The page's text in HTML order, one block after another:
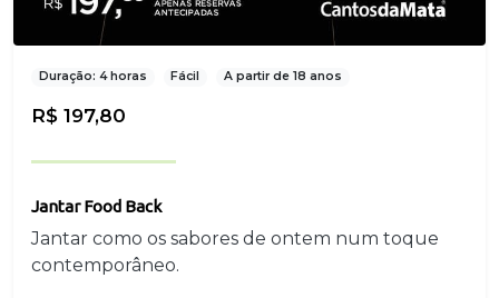
Duração: 4 horas Fácil A partir de 18 anos
R$ 197,80
Jantar Food Back
Jantar como os sabores de ontem num toque
contemporâneo.